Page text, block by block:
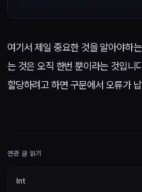
여기서 제일 중요한 것을 알아야하
는 것은 오직 한번 뿐이라는 것입니
할당하려고 하면 구문에서 오류가
연관 글 읽기
Int